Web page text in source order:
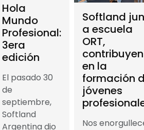
Hola
Mundo
Profesional:
3era
edición
El pasado 30
de
septiembre,
Softland
Argentina dio
Softland
a escuela
ORT,
en la
formación
jóvenes
Nos